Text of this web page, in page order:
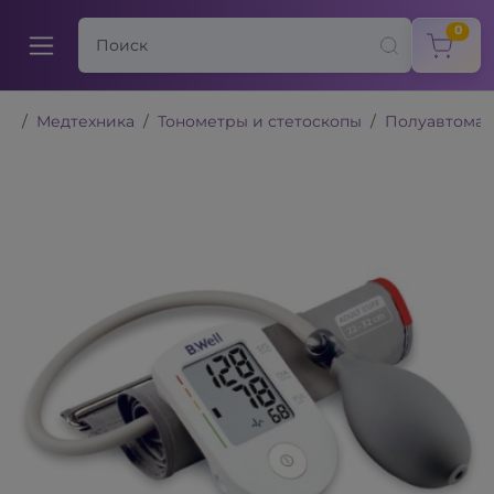
0
Медтехника Тонометры и стетоскопы